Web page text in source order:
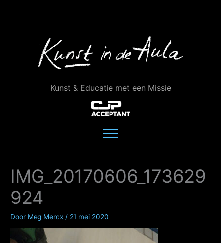
Kunst & Educatie met een Missie
IMG_20170606_173629
924
Door Meg Mercx / 21 mei 2020